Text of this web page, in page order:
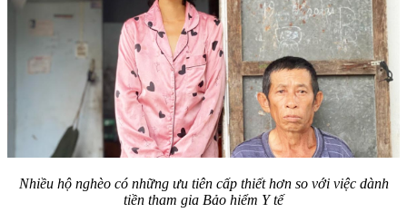
Nhiều hộ nghèo có những ưu tiên cấp thiết hơn so với việc dành
tiền tham gia Bảo hiểm Y tế